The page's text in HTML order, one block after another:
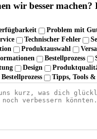
wir besser machen?
Problem mit
Technischer Fehler
Produktauswahl
Bestellprozess
Design
Tipps, Tools &